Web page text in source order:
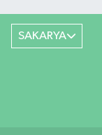
SAKARYA